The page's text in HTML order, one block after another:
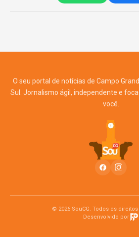
O seu portal de notícias de Campo
Sul. Jornalismo ágil, independente e
você.
© 2026 SouCG. Todos os
Desenvolvido por